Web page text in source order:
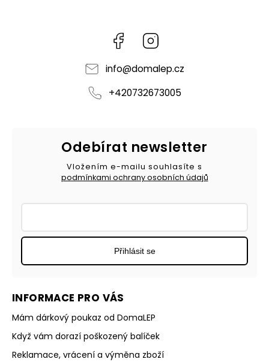
Facebook
info@domalep.cz
+420732673005
INFORMACE PRO VÁS
Mám dárkový poukaz od DomaLEP
Když vám dorazí poškozený balíček
Reklamace, vrácení a výměna zboží
Odebírat newsletter
Vložením e-mailu souhlasíte s
podmínkami ochrany osobních údajů
Přihlásit se